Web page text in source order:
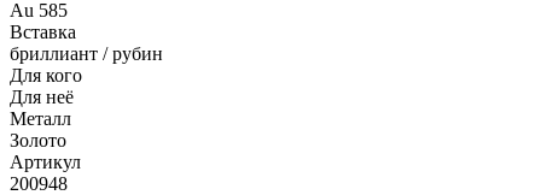
Au 585
Вставка
бриллиант / рубин
Для кого
Для неё
Металл
Золото
Артикул
200948